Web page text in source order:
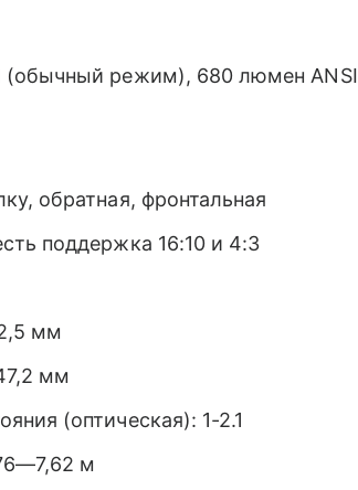
(обычный режим), 680 люмен ANSI
обратная, фронтальная
поддержка 16:10 и 4:3
мм
мм
(оптическая): 1-2.1
м